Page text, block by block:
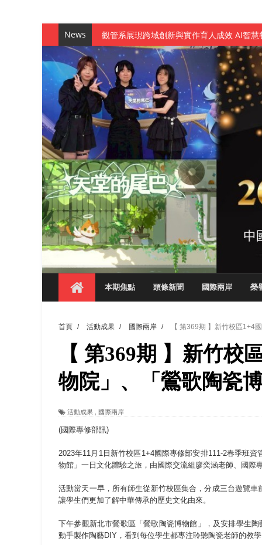
News
觀管系展現跨域創新與實作育人成效 AI智
學務處舉辦「董事長『聊』心室」 上官董
成人之美成就學生夢想 菁英學程陪伴財金
金曲陣容強勢進駐！中國科大原民音樂成果
數媒系《天堂的尾巴》、《礦影》勇奪台灣
師生攜手磨練一個月！觀管系榮獲天籟盃
一銀彭仁主中國科大開講 解密AI時代的金
通識教育中心主辦「114學年度AI英文自我
數據後的溫度：財金系傑出校友共議「人
森城建設股份有限公司捐贈 嘉惠行管系莘莘
產學合作新里程！財金系師生參訪中租控股
英文公園 315期
【 第404期 】影視系榮獲59屆美國休士頓
【 第404期 】你抓得到我嗎？數媒系VR新
【 第404期 】探索空間設計解方 室設系學
【 第404期 】從創意到實踐 數媒系學生於
【 第404期 】以品格奠基、用領導領航：
【 第404期 】此夏，向未來！ 中國科大新
領航AI創先例！ 數媒系錄音室獲「杜比全
本期焦點 頭條新聞 國際兩岸 榮
首頁 / 活動成果 / 國際兩岸 / 【 第369期 】新竹校區1+4
【 第369期 】新竹校
物院」、「鶯歌陶瓷
活動成果 國際兩岸
(國際專修部訊)
2023年11月1日新竹校區1+4國際專修部安排111-2春季班
物館」一日文化體驗之旅，由國際交流組廖奕涵老師、國
活動當天一早，所有師生從新竹校區集合，分成三台遊覽
讓學生們更加了解中華傳承的歷史文化由來。
下午參觀新北市鶯歌區「鶯歌陶瓷博物館」，及安排學生
動手製作陶藝DIY，看到每位學生都專注聆聽陶瓷老師的教